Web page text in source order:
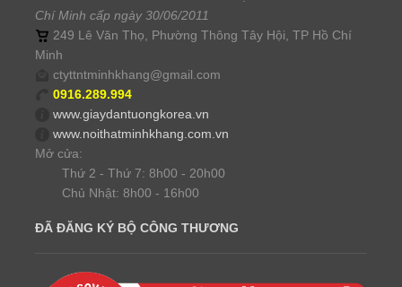
Chí Minh cấp ngày 30/06/2011
249 Lê Văn Thọ, Phường Thông Tây Hội, TP Hồ Chí
Minh
ctyttntminhkhang@gmail.com
0916.289.994
www.giaydantuongkorea.vn
www.noithatminhkhang.com.vn
Mở cửa:
Thứ 2 - Thứ 7: 8h00 - 20h00
Chủ Nhật: 8h00 - 16h00
ĐÃ ĐĂNG KÝ BỘ CÔNG THƯƠNG